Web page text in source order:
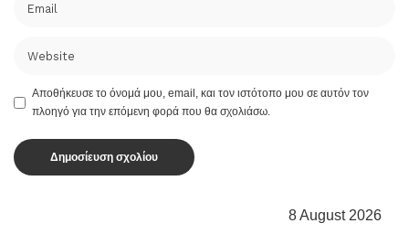
Αποθήκευσε το όνομά μου, email, και τον ιστότοπο μου σε αυτόν τον
πλοηγό για την επόμενη φορά που θα σχολιάσω.
8 August 2026